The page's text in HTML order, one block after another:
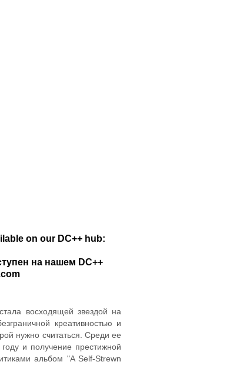
on our DC++ hub:
на нашем DC++
восходящей звездой на
креативностью и
нужно считаться. Среди ее
и получение престижной
альбом "A Self-Strewn